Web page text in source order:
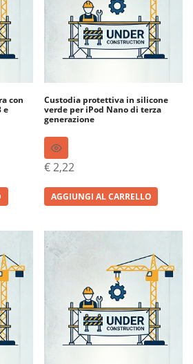
con
e
Custodia protettiva in silicone
verde per iPod Nano di terza
generazione
€2,22
AGGIUNGI AL CARRELLO